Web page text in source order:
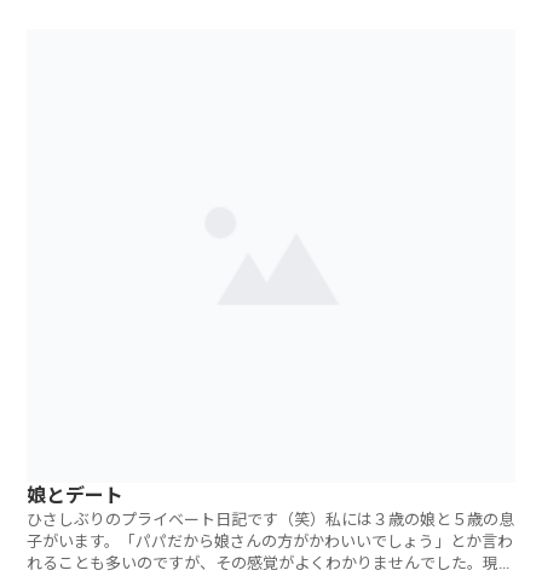
娘とデート
ひさしぶりのプライベート日記です（笑）私には３歳の娘と５歳の息
子がいます。「パパだから娘さんの方がかわいいでしょう」とか言わ
れることも多いのですが、その感覚がよくわかりませんでした。現段